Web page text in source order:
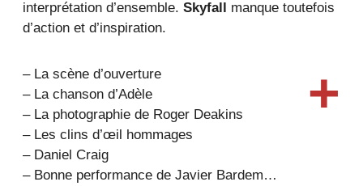
interprétation d’ensemble. Skyfall manque toutefois
d’action et d’inspiration.
+
– La scène d’ouverture
– La chanson d’Adèle
– La photographie de Roger Deakins
– Les clins d’œil hommages
– Daniel Craig
– Bonne performance de Javier Bardem…